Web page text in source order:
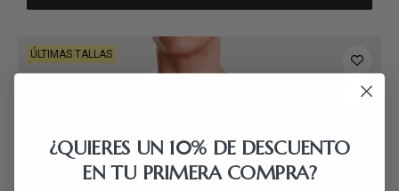
ÚLTIMAS TALLAS
¿QUIERES UN 10% DE DESCUENTO
EN TU PRIMERA COMPRA?